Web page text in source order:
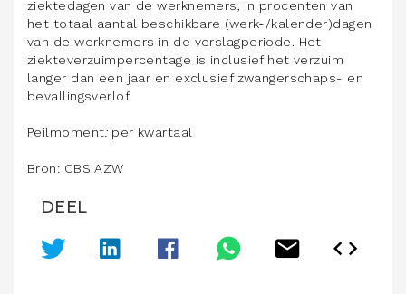
ziektedagen van de werknemers, in procenten van
het totaal aantal beschikbare (werk-/kalender)dagen
van de werknemers in de verslagperiode. Het
ziekteverzuimpercentage is inclusief het verzuim
langer dan een jaar en exclusief zwangerschaps- en
bevallingsverlof.
Peilmoment:per kwartaal
Bron: CBS AZW
DEEL